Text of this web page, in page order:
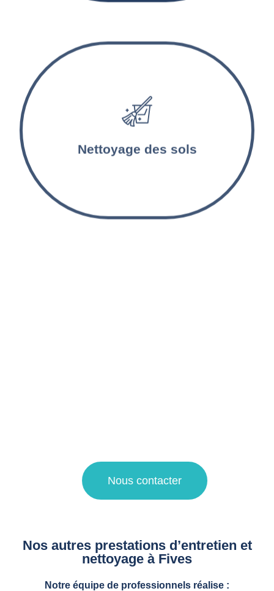
Nettoyage des sols
Les sols sont lavés et désinfectés par nos
agents d’entretien. Les tapis et les moquettes
sont aspirés et nettoyés en profondeur.
Nous contacter
Nos autres prestations d’entretien et
nettoyage à Fives
Notre équipe de professionnels réalise :